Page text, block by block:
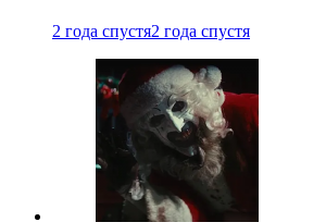
2 года спустя2 года спустя